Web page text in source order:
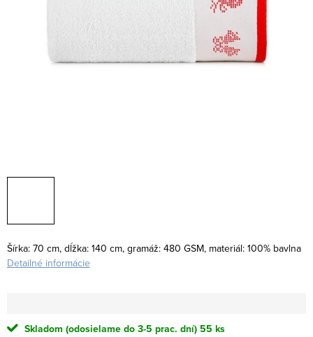
Šírka: 70 cm, dĺžka: 140 cm, gramáž: 480 GSM, materiál: 100% bavlna
Detailné informácie
Skladom (odosielame do 3-5 prac. dní) 55 ks